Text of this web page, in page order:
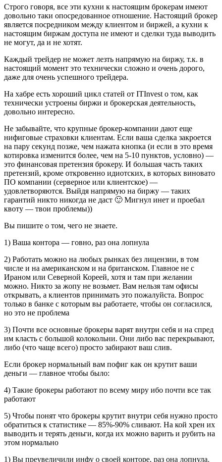
Строго говоря, все эти кухни к настоящим брокерам имеют
довольно таки опосредованное отношение. Настоящий брокер
является посредником между клиентом и биржей, а кухни к
настоящим биржам доступа не имеют и сделки туда выводить
не могут, да и не хотят.
Каждый трейдер не может лезть напрямую на биржу, т.к. в
настоящий момент это технически сложно и очень дорого,
даже для очень успешного трейдера.
На хабре есть хороший цикл статей от ITInvest о том, как
технически устроены биржи и брокерская деятельность,
довольно интересно.
Не забывайте, что крупные брокер-компании дают еще
нифиговые страховки клиентам. Если ваша сделка закроется
на пару секунд позже, чем нажата кнопка (и если в это время
котировка изменится более, чем на 5-10 пунктов, условно) —
это финансовая претензия брокеру. И большая часть таких
претензий, кроме откровенно идиотских, в которых виновато
ПО компании (серверное или клиентское) —
удовлетворяются. Выйдя напрямую на биржу — таких
гарантий никто никогда не даст 🙂 Мигнул инет и проебал
квоту — твои проблемы))
Вы пишите о том, чего не знаете.
1) Ваша контора — говно, раз она лопнула
2) Работать можно на любых рынках без лицензии, в том
числе и на американском и на британском. Главное не с
Ираном или Северной Кореей, хотя и там при желании
можно. Никто за жопу не возьмет. Вам нельзя там офисы
открывать, а клиентов принимать это пожалуйста. Вопрос
только в банке с которым вы работаете, чтобы он согласился,
но это не проблема
3) Почти все основные брокеры варят внутри себя и на спред
им класть с большой колокольни. Они либо вас перекрывают,
либо (что чаще всего) просто забирают ваш слив.
Если брокер нормальный вам пофиг как он крутит ваши
деньги — главное чтобы было:
4) Такие брокеры работают по всему миру ибо почти все так
работают
5) Чтобы понят что брокеры крутит внутри себя нужно просто
обратиться к статистике — 85%-90% сливают. На кой хрен их
выводить и терять деньги, когда их можно варить и рубить на
этом нормально
1) Вы преувеличили инфу о своей конторе, раз она лопнула.